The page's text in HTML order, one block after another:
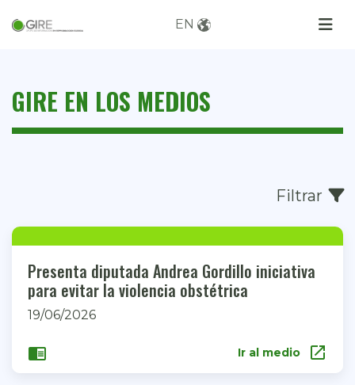
EN
GIRE EN LOS MEDIOS
Filtrar
Presenta diputada Andrea Gordillo iniciativa
para evitar la violencia obstétrica
19/06/2026
chrome_reader_mode Ir al medio open_in_new